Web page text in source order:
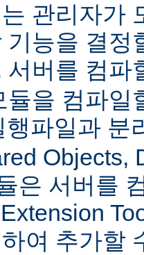
관리자가
기능을 결정
서버를 컴파
듈을 컴파일
행파일과 분
Objects,
은 서버를
여 추가할